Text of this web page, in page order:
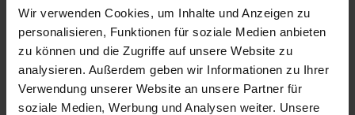
Wir verwenden Cookies, um Inhalte und Anzeigen zu
personalisieren, Funktionen für soziale Medien anbieten
zu können und die Zugriffe auf unsere Website zu
analysieren. Außerdem geben wir Informationen zu Ihrer
Verwendung unserer Website an unsere Partner für
soziale Medien, Werbung und Analysen weiter. Unsere
 WhatsApp
0800 / 7008822